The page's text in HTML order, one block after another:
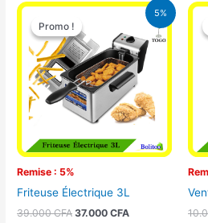
5%
Promo !
Remise : 5%
Promo !
Friteuse Électrique 3L
39.000CFA
Le
initial
était :
39.000 CFA.
37.000CFA
Le
prix
actuel
est :
37.000 CFA.